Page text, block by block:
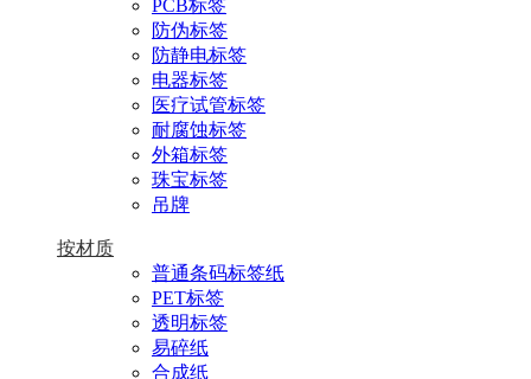
PCB标签
防伪标签
防静电标签
电器标签
医疗试管标签
耐腐蚀标签
外箱标签
珠宝标签
吊牌
按材质
普通条码标签纸
PET标签
透明标签
易碎纸
合成纸